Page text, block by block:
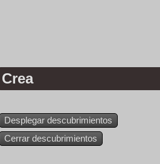
Crea
Desplegar descubrimientos
Cerrar descubrimientos